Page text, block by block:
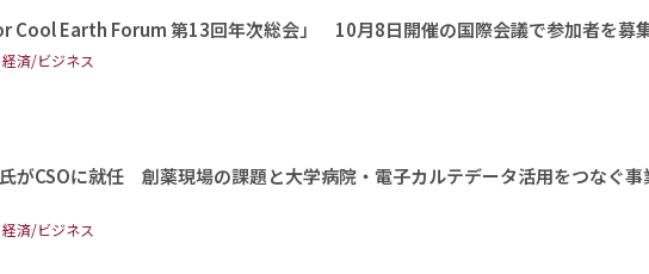
Cool Earth Forum 第13回年次総会」 10月8日開催の国際会議で参加者を募
経済/ビジネス
がCSOに就任 創薬現場の課題と大学病院・電子カルテデータ活用をつなぐ事
経済/ビジネス